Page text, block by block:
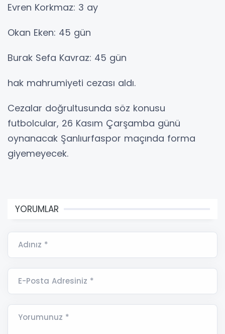
Evren Korkmaz: 3 ay
Okan Eken: 45 gün
Burak Sefa Kavraz: 45 gün
hak mahrumiyeti cezası aldı.
Cezalar doğrultusunda söz konusu
futbolcular, 26 Kasım Çarşamba günü
oynanacak Şanlıurfaspor maçında forma
giyemeyecek.
YORUMLAR
Adınız *
E-Posta Adresiniz *
Yorumunuz *